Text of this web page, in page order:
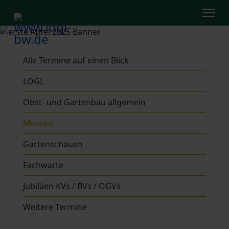
Alle Termine auf einen Blick
LOGL
Obst- und Gartenbau allgemein
Messen
Gartenschauen
Fachwarte
Jubiläen KVs / BVs / OGVs
Weitere Termine